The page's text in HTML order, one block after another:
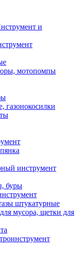
и
мотопомпы
газонокосилки
инструмент
буры
штукатурные
мусора, щетки для